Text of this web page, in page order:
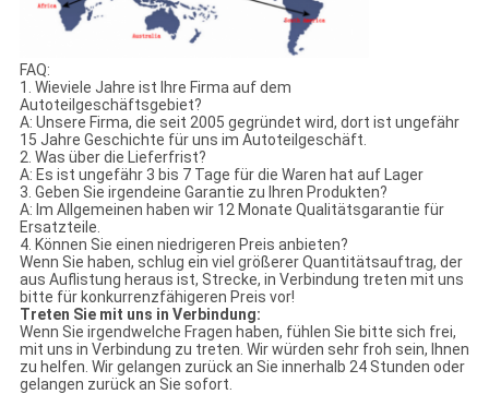
FAQ:
1. Wieviele Jahre ist Ihre Firma auf dem
Autoteilgeschäftsgebiet?
A: Unsere Firma, die seit 2005 gegründet wird, dort ist ungefähr
15 Jahre Geschichte für uns im Autoteilgeschäft.
2. Was über die Lieferfrist?
A: Es ist ungefähr 3 bis 7 Tage für die Waren hat auf Lager
3. Geben Sie irgendeine Garantie zu Ihren Produkten?
A: Im Allgemeinen haben wir 12 Monate Qualitätsgarantie für
Ersatzteile.
4. Können Sie einen niedrigeren Preis anbieten?
Wenn Sie haben, schlug ein viel größerer Quantitätsauftrag, der
aus Auflistung heraus ist, Strecke, in Verbindung treten mit uns
bitte für konkurrenzfähigeren Preis vor!
Treten Sie mit uns in Verbindung:
Wenn Sie irgendwelche Fragen haben, fühlen Sie bitte sich frei,
mit uns in Verbindung zu treten. Wir würden sehr froh sein, Ihnen
zu helfen. Wir gelangen zurück an Sie innerhalb 24 Stunden oder
gelangen zurück an Sie sofort.